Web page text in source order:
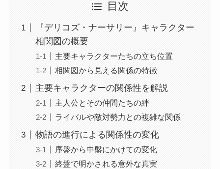
目次
『デリコズ・ナーサリー』キャラクター
相関図の概要
主要キャラクターたちの立ち位置
相関図から見える関係の特徴
主要キャラクターの関係性を解説
主人公とその仲間たちの絆
ライバルや敵対勢力との複雑な関係
物語の進行による関係性の変化
序盤から中盤にかけての変化
終盤で明かされる意外な真実